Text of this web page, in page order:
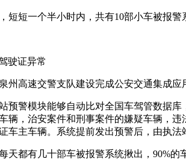
短一个半小时内，共有10部小车被报警
驶证异常
高速交警支队建设完成公安交通集成应
警模块能够自动比对全国车驾管数据库
辆，治安案件和刑事案件的嫌疑车辆，
车主车辆。系统提前发出预警后，由执法
有几十部车被报警系统揪出，90%的